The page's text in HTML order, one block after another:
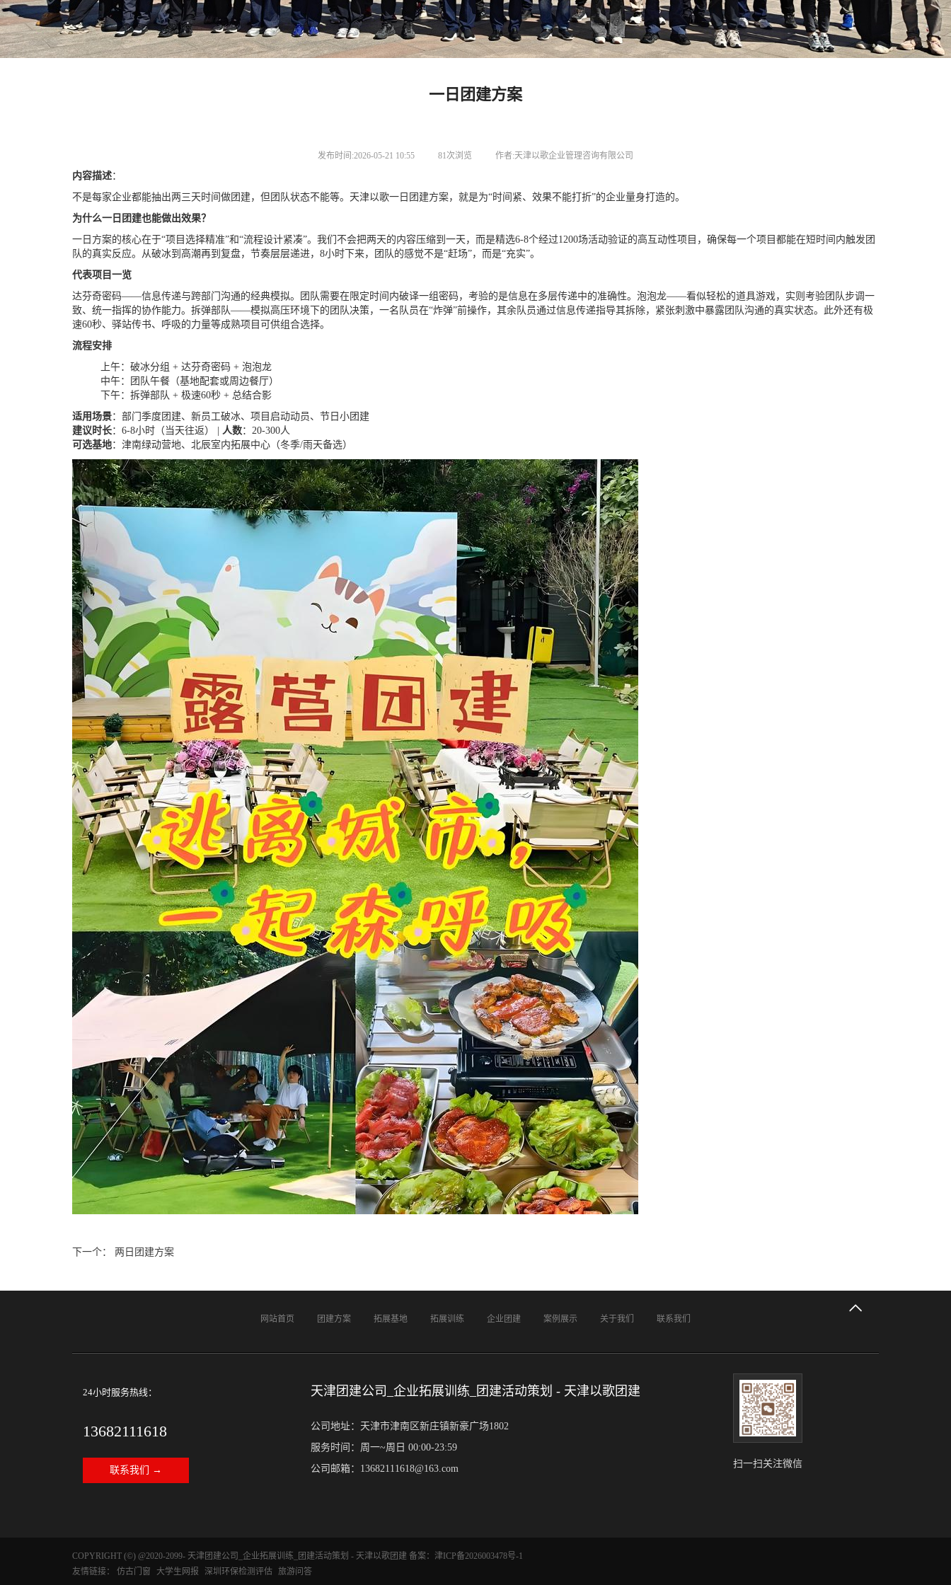
一日团建方案
发布时间:2026-05-21 10:55 81次浏览 作者:天津以歌企业管理咨询有限公司
内容描述：
不是每家企业都能抽出两三天时间做团建，但团队状态不能等。天津以歌一日团建方案，就是为“时间紧、效果不能打折”的企业量身打造的。
为什么一日团建也能做出效果？
一日方案的核心在于“项目选择精准”和“流程设计紧凑”。我们不会把两天的内容压缩到一天，而是精选6-8个经过1200场活动验证的高互动性项目，确保每一个项目都能在短时间内触发团
队的真实反应。从破冰到高潮再到复盘，节奏层层递进，8小时下来，团队的感觉不是“赶场”，而是“充实”。
代表项目一览
达芬奇密码——信息传递与跨部门沟通的经典模拟。团队需要在限定时间内破译一组密码，考验的是信息在多层传递中的准确性。泡泡龙——看似轻松的道具游戏，实则考验团队步调一
致、统一指挥的协作能力。拆弹部队——模拟高压环境下的团队决策，一名队员在“炸弹”前操作，其余队员通过信息传递指导其拆除，紧张刺激中暴露团队沟通的真实状态。此外还有极
速60秒、驿站传书、呼吸的力量等成熟项目可供组合选择。
流程安排
上午：破冰分组 + 达芬奇密码 + 泡泡龙
中午：团队午餐（基地配套或周边餐厅）
下午：拆弹部队 + 极速60秒 + 总结合影
适用场景：部门季度团建、新员工破冰、项目启动动员、节日小团建
建议时长：6-8小时（当天往返） | 人数：20-300人
可选基地：津南绿动营地、北辰室内拓展中心（冬季/雨天备选）
下一个： 两日团建方案
网站首页 团建方案 拓展基地 拓展训练 企业团建 案例展示 关于我们 联系我们
24小时服务热线：
13682111618
联系我们 →
天津团建公司_企业拓展训练_团建活动策划 - 天津以歌团建
公司地址：天津市津南区新庄镇新豪广场1802
服务时间：周一~周日 00:00-23:59
公司邮箱：13682111618@163.com
扫一扫关注微信
COPYRIGHT (©) @2020-2099- 天津团建公司_企业拓展训练_团建活动策划 - 天津以歌团建 备案： 津ICP备2026003478号-1
友情链接： 仿古门窗 大学生网报 深圳环保检测评估 旅游问答